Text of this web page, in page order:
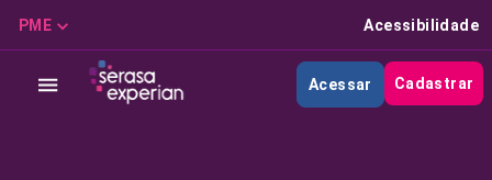
PME Acessibilidade
Acessar Cadastrar